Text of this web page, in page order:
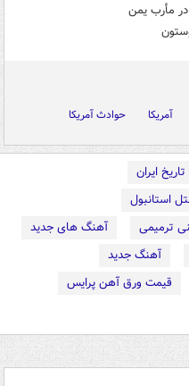
مأرب یمن
آمریکا حوادث آمریکا
ایران
استانبول
ترمیمی
آهنگ های جدید
آهنگ جدید
قیمت ورق آهن پرایس